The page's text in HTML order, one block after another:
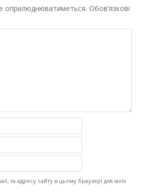
оприлюднюватиметься. Обов’язкові
та адресу сайту в цьому браузері для моїх